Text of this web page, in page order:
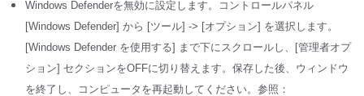
Windows Defenderを無効に設定します。コントロールパネル
[Windows Defender] から [ツール] -> [オプション] を選択します。
[Windows Defender を使用する] まで下にスクロールし、[管理者オプ
ション] セクションをOFFに切り替えます。保存した後、ウィンドウ
を終了し、コンピュータを再起動してください。参照：